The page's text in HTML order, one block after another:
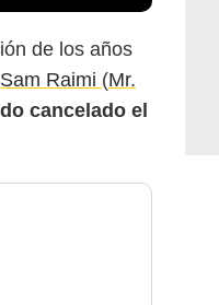
de los años
Sam Raimi (Mr.
cancelado el